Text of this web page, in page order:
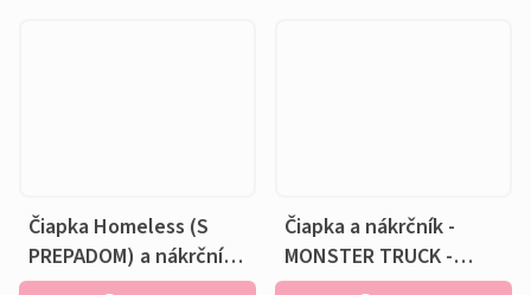
Čiapka Homeless (S
PREPADOM) a nákrčník -
MONSTER TRUCK -
Čiapka a nákrčník -
MONSTER TRUCK -
bavlnená čierna